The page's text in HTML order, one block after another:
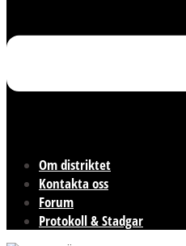
Om distriktet
Kontakta oss
Forum
Protokoll & Stadgar